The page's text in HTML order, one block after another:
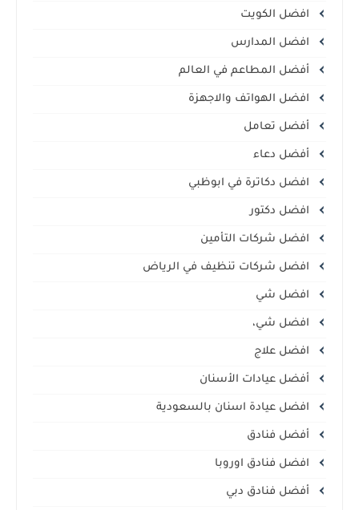
افضل الكويت
افضل المدارس
أفضل المطاعم في العالم
افضل الهواتف والاجهزة
أفضل تعامل
أفضل دعاء
افضل دكاترة في ابوظبي
افضل دكتور
افضل شركات التأمين
افضل شركات تنظيف في الرياض
افضل شي
افضل شي،
افضل علاج
أفضل عيادات الأسنان
افضل عيادة اسنان بالسعودية
أفضل فنادق
افضل فنادق اوروبا
أفضل فنادق دبي